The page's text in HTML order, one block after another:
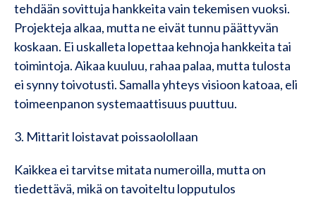
tehdään sovittuja hankkeita vain tekemisen vuoksi.
Projekteja alkaa, mutta ne eivät tunnu päättyvän
koskaan. Ei uskalleta lopettaa kehnoja hankkeita tai
toimintoja. Aikaa kuuluu, rahaa palaa, mutta tulosta
ei synny toivotusti. Samalla yhteys visioon katoaa, eli
toimeenpanon systemaattisuus puuttuu.
3. Mittarit loistavat poissaolollaan
Kaikkea ei tarvitse mitata numeroilla, mutta on
tiedettävä, mikä on tavoiteltu lopputulos